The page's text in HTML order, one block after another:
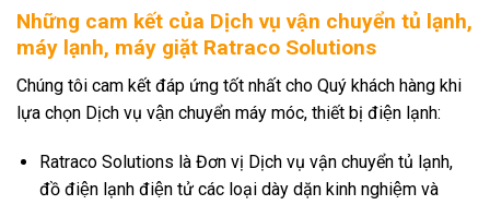
Những cam kết của Dịch vụ vận chuyển tủ lạnh,
máy lạnh, máy giặt Ratraco Solutions
Chúng tôi cam kết đáp ứng tốt nhất cho Quý khách hàng khi
lựa chọn Dịch vụ vận chuyển máy móc, thiết bị điện lạnh:
Ratraco Solutions là Đơn vị Dịch vụ vận chuyển tủ lạnh,
đồ điện lạnh điện tử các loại dày dặn kinh nghiệm và